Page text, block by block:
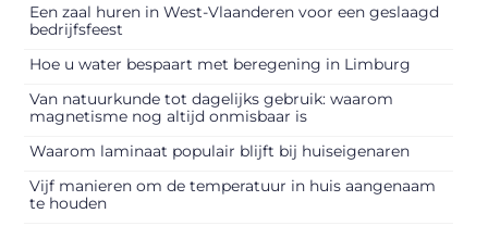
Een zaal huren in West-Vlaanderen voor een geslaagd
bedrijfsfeest
Hoe u water bespaart met beregening in Limburg
Van natuurkunde tot dagelijks gebruik: waarom
magnetisme nog altijd onmisbaar is
Waarom laminaat populair blijft bij huiseigenaren
Vijf manieren om de temperatuur in huis aangenaam
te houden